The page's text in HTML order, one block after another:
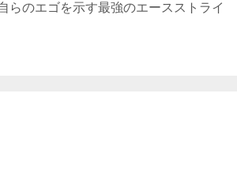
らのエゴを示す最強のエースストライ